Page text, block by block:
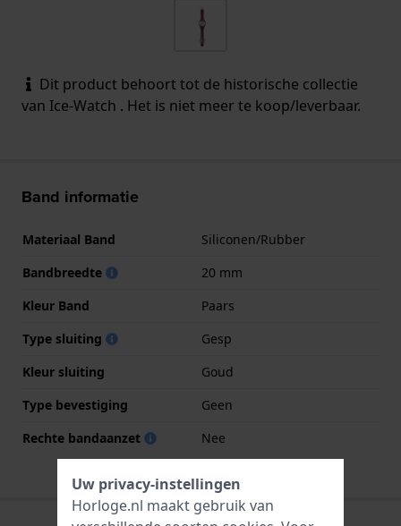
Dit product behoort tot de historische collectie
van Ice-Watch . Het is niet meer te koop/leverbaar.
Band informatie
Materiaal Band
Siliconen/Rubber
Bandbreedte
20 mm
Kleur Band
Paars
Type sluiting
Gesp
Kleur sluiting
Goud
Type bevestiging
Geen
Rechte bandaanzet
Nee
Uw privacy-instellingen
Horloge.nl maakt gebruik van